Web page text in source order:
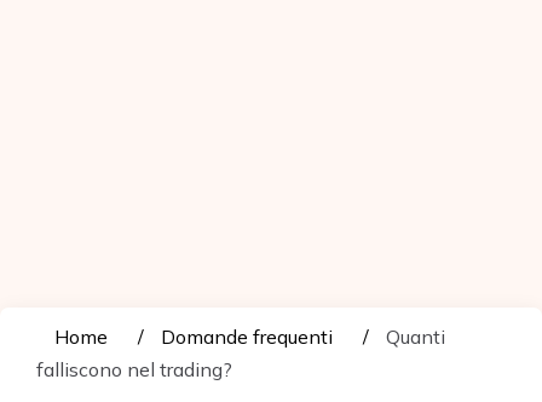
Home Domande frequenti
Quanti
falliscono nel trading?